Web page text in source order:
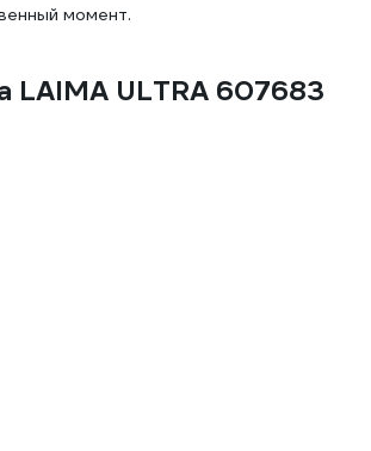
момент.
LAIMA ULTRA 607683